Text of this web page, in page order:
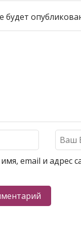
будет
email и адрес